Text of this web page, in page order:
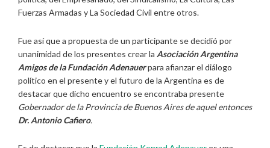
Fuerzas Armadas y La Sociedad Civil entre otros.
Fue así que a propuesta de un participante se decidió por
unanimidad de los presentes crear la Asociación Argentina
Amigos de la Fundación Adenauerpara afianzar el diálogo
político en el presente y el futuro de la Argentina es de
destacar que dicho encuentro se encontraba presente
Gobernador de la Provincia de Buenos Aires de aquel entonces
Dr. Antonio Cafiero.